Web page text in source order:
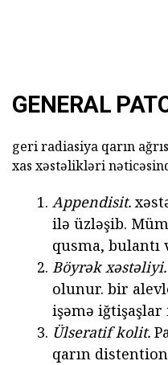
GENERAL
geri radiasiya qarın
xas xəstəlikləri
Appendisit.
ilə üzləşib.
qusma, bulantı
Böyrək xəstəliyi.
olunur. bir
işəmə
Ülseratif kolit.
qarın